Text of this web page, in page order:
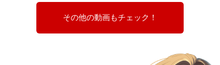
その他の動画もチェック！